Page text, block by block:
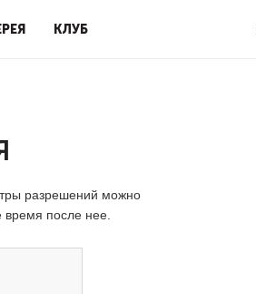
КЛУБ
разрешений можно
время после нее.